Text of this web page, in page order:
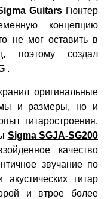
GuitarsГюнтер
концепцию
не мог оставить в
поэтому создал
.
оригинальные
и размеры, но и
гитаростроения.
Sigma SGJA-SG200
качество
звучание по
гитар
и втрое более